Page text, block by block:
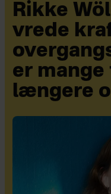
Rikke
vrede
er
længere